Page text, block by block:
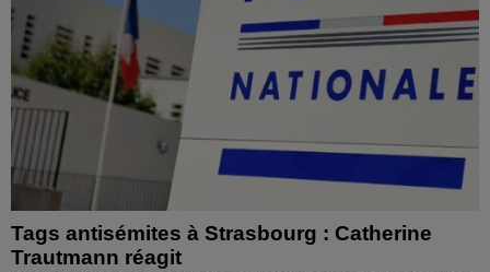
Tags antisémites à Strasbourg : Catherine
Trautmann réagit